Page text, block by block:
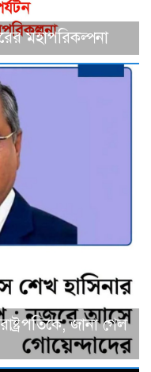
মহাপরিকল্পনা
জানা গেল